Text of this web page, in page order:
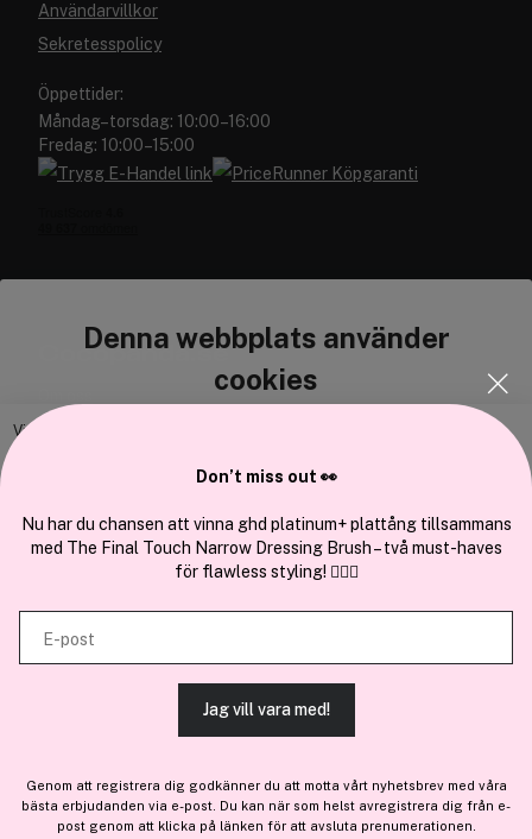
Denna webbplats använder
cookies
Vi använder enhetsidentifierare för att anpassa innehållet och
och annan information från din enhet till de sociala medier och annons-
och analysföretag som vi samarbetar med. Dessa kan i sin tur
kombinera informationen med annan information som du har
tillhandahållit eller som de har samlat in när du har använt deras
tjänster.
TILLÅT ALLA COOKIES
VISA DETALJER
Användarvillkor
Sekretesspolicy
Öppettider:
Måndag–torsdag: 10:00–16:00
Fredag: 10:00–15:00
Cocopanda.se
En del avBrandsdal Group AS
Don’t miss out 👀
Nu har du chansen att vinna ghd platinum+ plattång tillsammans
med The Final Touch Narrow Dressing Brush – två must-haves
för flawless styling! 💇‍♀️✨
E-post
Jag vill vara med!
Genom att registrera dig godkänner du att motta vårt nyhetsbrev med våra
bästa erbjudanden via e-post. Du kan när som helst avregistrera dig från e-
post genom att klicka på länken för att avsluta prenumerationen.